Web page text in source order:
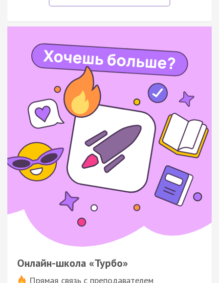
Онлайн-школа «Турбо»
Прямая связь с преподавателем